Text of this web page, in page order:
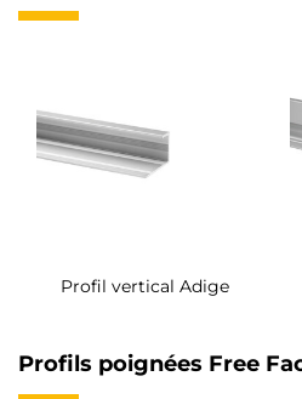
Profil vertical Adige
Profils poignées Free